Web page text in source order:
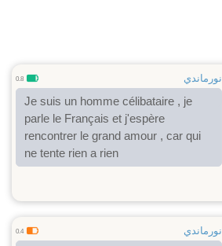
نورماندي 0.8
Je suis un homme célibataire , je
parle le Français et j'espère
rencontrer le grand amour , car qui
ne tente rien a rien
نورماندي 0.4